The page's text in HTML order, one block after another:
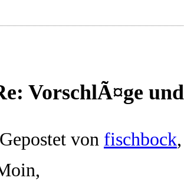
VorschlÃ¤ge
Gepostet von fischbock